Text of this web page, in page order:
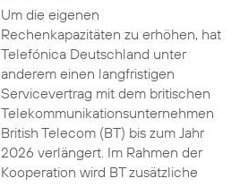
Um die eigenen
Rechenkapazitäten zu erhöhen, hat
Telefónica Deutschland unter
anderem einen langfristigen
Servicevertrag mit dem britischen
Telekommunikationsunternehmen
British Telecom (BT) bis zum Jahr
2026 verlängert. Im Rahmen der
Kooperation wird BT zusätzliche